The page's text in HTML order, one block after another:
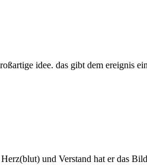
idee. das gibt dem ereignis
und Verstand hat er das